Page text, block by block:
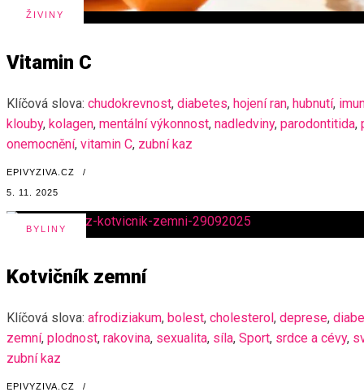
ŽIVINY
Vitamin C
Klíčová slova: chudokrevnost, diabetes, hojení ran, hubnutí,
klouby, kolagen, mentální výkonnost, nadledviny, parodontitida,
onemocnění, vitamin C, zubní kaz
EPIVYZIVA.CZ /
5. 11. 2025
BYLINY
Kotvičník zemní
Klíčová slova: afrodiziakum, bolest, cholesterol, deprese,
zemní, plodnost, rakovina, sexualita, síla, Sport, srdce a cévy,
zubní kaz
EPIVYZIVA.CZ /